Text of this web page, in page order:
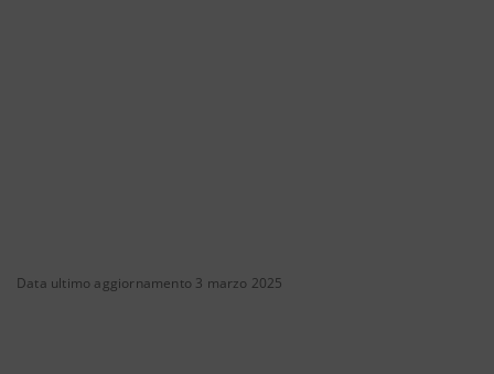
Data ultimo aggiornamento 3 marzo 2025